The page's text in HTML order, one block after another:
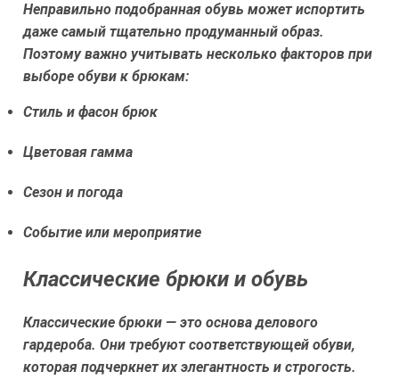
Неправильно подобранная обувь может испортить
даже самый тщательно продуманный образ.
Поэтому важно учитывать несколько факторов при
выборе обуви к брюкам:
Стиль и фасон брюк
Цветовая гамма
Сезон и погода
Событие или мероприятие
Классические брюки и обувь
Классические брюки — это основа делового
гардероба. Они требуют соответствующей обуви,
которая подчеркнет их элегантность и строгость.